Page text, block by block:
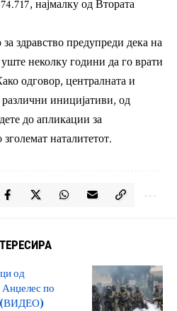
најмалку од Втората
здравство предупреди дека на
уште неколку години да го врати
одговор, централната и
иницијативи, од
до апликации за
наталитетот.
од
по
(ВИДЕО)